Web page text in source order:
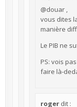
@douar ,
vous dites
manière
Le PIB ne
PS: vois
faire là-
roger dit :